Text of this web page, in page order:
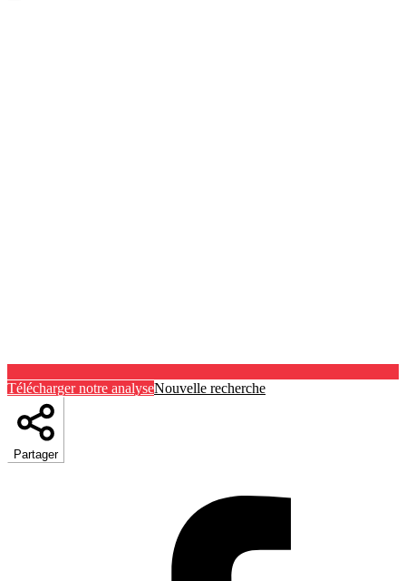
Télécharger notre analyseNouvelle recherche
Partager